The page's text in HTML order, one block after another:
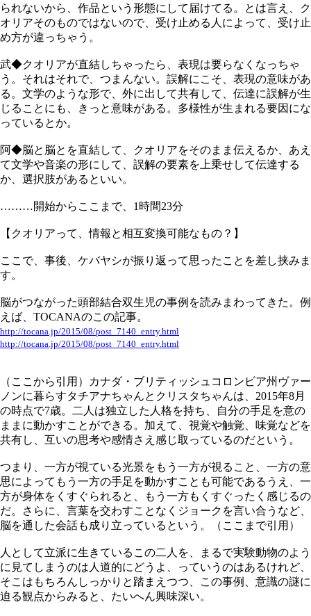
られないから、作品という形態にして届けてる。とは言え、ク
オリアそのものではないので、受け止める人によって、受け止
め方が違っちゃう。
武◆クオリアが直結しちゃったら、表現は要らなくなっちゃ
う。それはそれで、つまんない。誤解にこそ、表現の意味があ
る。文学のような形で、外に出して共有して、伝達に誤解が生
じることにも、きっと意味がある。多様性が生まれる要因にな
っているとか。
阿◆脳と脳とを直結して、クオリアをそのまま伝えるか、あえ
て文学や音楽の形にして、誤解の要素を上乗せして伝達する
か、選択肢があるといい。
………開始からここまで、1時間23分
【クオリアって、情報と相互変換可能なもの？】
ここで、事後、ケバヤシが振り返って思ったことを差し挟みま
す。
脳がつながった頭部結合双生児の事例を読みまわってきた。例
えば、TOCANAのこの記事。
http://tocana.jp/2015/08/post_7140_entry.html
http://tocana.jp/2015/08/post_7140_entry.html
（ここから引用）カナダ・ブリティッシュコロンビア州ヴァー
ノンに暮らすタチアナちゃんとクリスタちゃんは、2015年8月
の時点で7歳。二人は独立した人格を持ち、自分の手足を意の
ままに動かすことができる。加えて、視覚や触覚、味覚などを
共有し、互いの思考や感情さえ感じ取っているのだという。
つまり、一方が視ている光景をもう一方が視ること、一方の意
思によってもう一方の手足を動かすことも可能であるうえ、一
方が身体をくすぐられると、もう一方もくすぐったく感じるの
だ。さらに、言葉を交わすことなくジョークを言い合うなど、
脳を通した会話も成り立っているという。（ここまで引用）
人として立派に生きているこの二人を、まるで実験動物のよう
に見てしまうのは人道的にどうよ、っていうのはあるけれど、
そこはもちろんしっかりと踏まえつつ、この事例、意識の謎に
迫る観点からみると、たいへん興味深い。